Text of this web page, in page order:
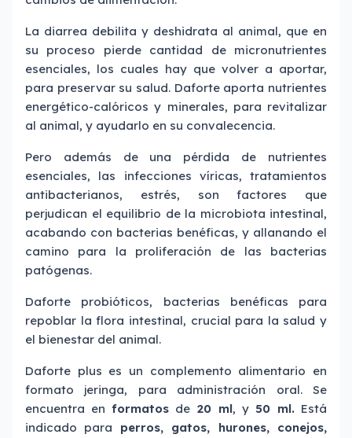
La diarrea debilita y deshidrata al animal, que en
su proceso pierde cantidad de micronutrientes
esenciales, los cuales hay que volver a aportar,
para preservar su salud. Daforte aporta nutrientes
energético-calóricos y minerales, para revitalizar
al animal, y ayudarlo en su convalecencia.
Pero además de una pérdida de nutrientes
esenciales, las infecciones víricas, tratamientos
antibacterianos, estrés, son factores que
perjudican el equilibrio de la microbiota intestinal,
acabando con bacterias benéficas, y allanando el
camino para la proliferación de las bacterias
patógenas.
Daforte probióticos, bacterias benéficas para
repoblar la flora intestinal, crucial para la salud y
el bienestar del animal.
Daforte plus es un complemento alimentario en
formato jeringa, para administración oral. Se
encuentra en formatos de 20 ml, y50 ml. Está
indicado para perros, gatos, hurones, conejos,